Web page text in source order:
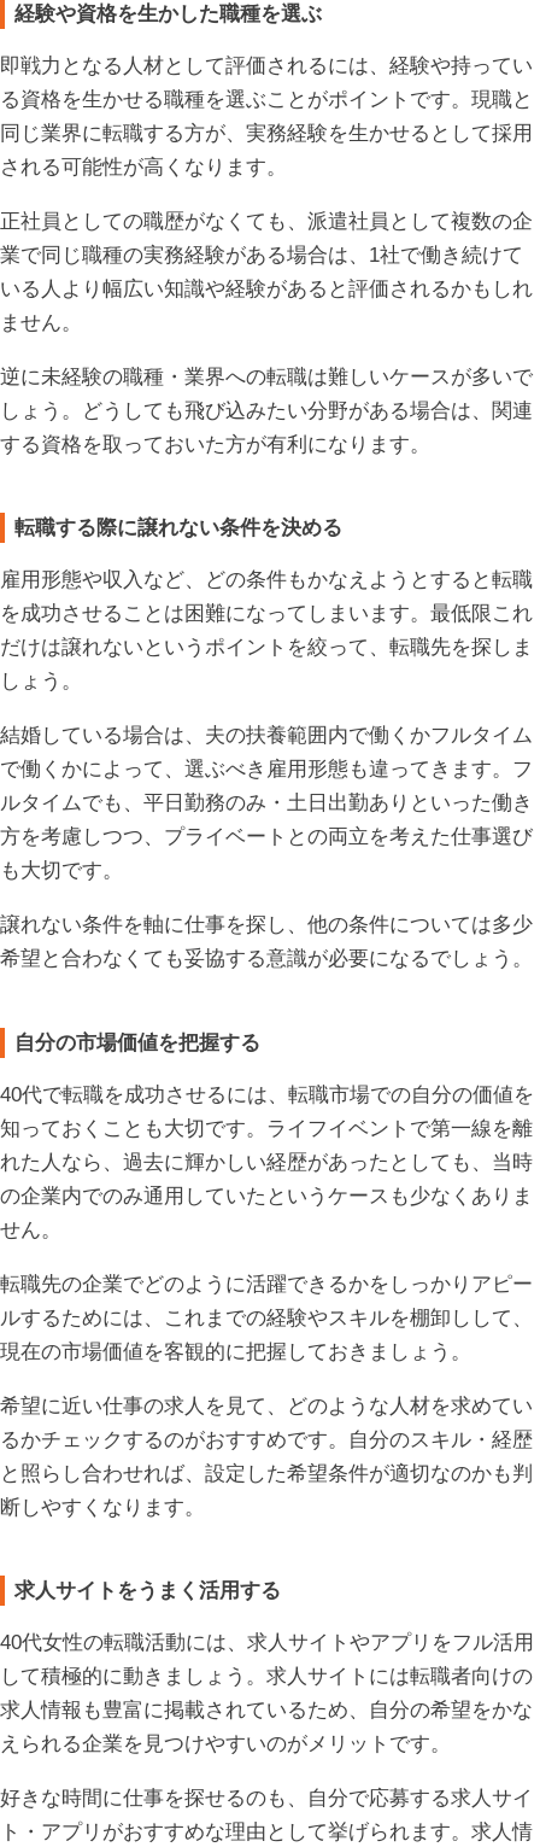
経験や資格を生かした職種を選ぶ
即戦力となる人材として評価されるには、経験や持ってい
る資格を生かせる職種を選ぶことがポイントです。現職と
同じ業界に転職する方が、実務経験を生かせるとして採用
される可能性が高くなります。
正社員としての職歴がなくても、派遣社員として複数の企
業で同じ職種の実務経験がある場合は、1社で働き続けて
いる人より幅広い知識や経験があると評価されるかもしれ
ません。
逆に未経験の職種・業界への転職は難しいケースが多いで
しょう。どうしても飛び込みたい分野がある場合は、関連
する資格を取っておいた方が有利になります。
転職する際に譲れない条件を決める
雇用形態や収入など、どの条件もかなえようとすると転職
を成功させることは困難になってしまいます。最低限これ
だけは譲れないというポイントを絞って、転職先を探しま
しょう。
結婚している場合は、夫の扶養範囲内で働くかフルタイム
で働くかによって、選ぶべき雇用形態も違ってきます。フ
ルタイムでも、平日勤務のみ・土日出勤ありといった働き
方を考慮しつつ、プライベートとの両立を考えた仕事選び
も大切です。
譲れない条件を軸に仕事を探し、他の条件については多少
希望と合わなくても妥協する意識が必要になるでしょう。
自分の市場価値を把握する
40代で転職を成功させるには、転職市場での自分の価値を
知っておくことも大切です。ライフイベントで第一線を離
れた人なら、過去に輝かしい経歴があったとしても、当時
の企業内でのみ通用していたというケースも少なくありま
せん。
転職先の企業でどのように活躍できるかをしっかりアピー
ルするためには、これまでの経験やスキルを棚卸しして、
現在の市場価値を客観的に把握しておきましょう。
希望に近い仕事の求人を見て、どのような人材を求めてい
るかチェックするのがおすすめです。自分のスキル・経歴
と照らし合わせれば、設定した希望条件が適切なのかも判
断しやすくなります。
求人サイトをうまく活用する
40代女性の転職活動には、求人サイトやアプリをフル活用
して積極的に動きましょう。求人サイトには転職者向けの
求人情報も豊富に掲載されているため、自分の希望をかな
えられる企業を見つけやすいのがメリットです。
好きな時間に仕事を探せるのも、自分で応募する求人サイ
ト・アプリがおすすめな理由として挙げられます。求人情